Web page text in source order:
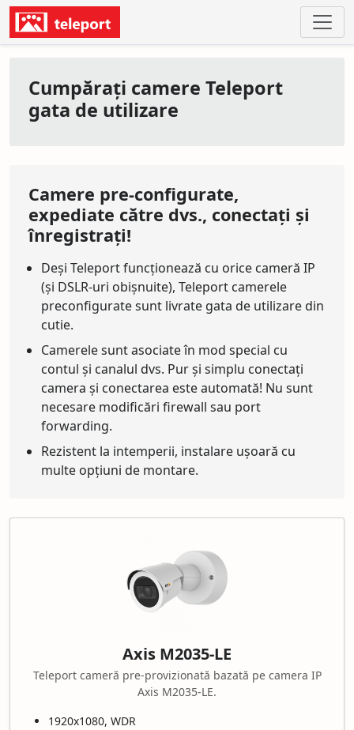
Cumpărați camere Teleport
gata de utilizare
Camere pre-configurate,
expediate către dvs., conectați și
înregistrați!
Deși Teleport funcționează cu orice cameră IP
(și DSLR-uri obișnuite), Teleport camerele
preconfigurate sunt livrate gata de utilizare din
cutie.
Camerele sunt asociate în mod special cu
contul și canalul dvs. Pur și simplu conectați
camera și conectarea este automată! Nu sunt
necesare modificări firewall sau port
forwarding.
Rezistent la intemperii, instalare ușoară cu
multe opțiuni de montare.
Axis M2035-LE
Teleport cameră pre-provizionată bazată pe camera IP
Axis M2035-LE.
1920x1080, WDR